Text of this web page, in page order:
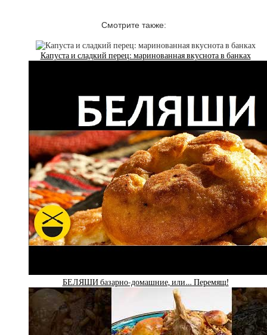
Смотрите также:
Капуста и сладкий перец: маринованная вкуснота в банках
БЕЛЯШИ базарно-домашние, или… Перемящ!